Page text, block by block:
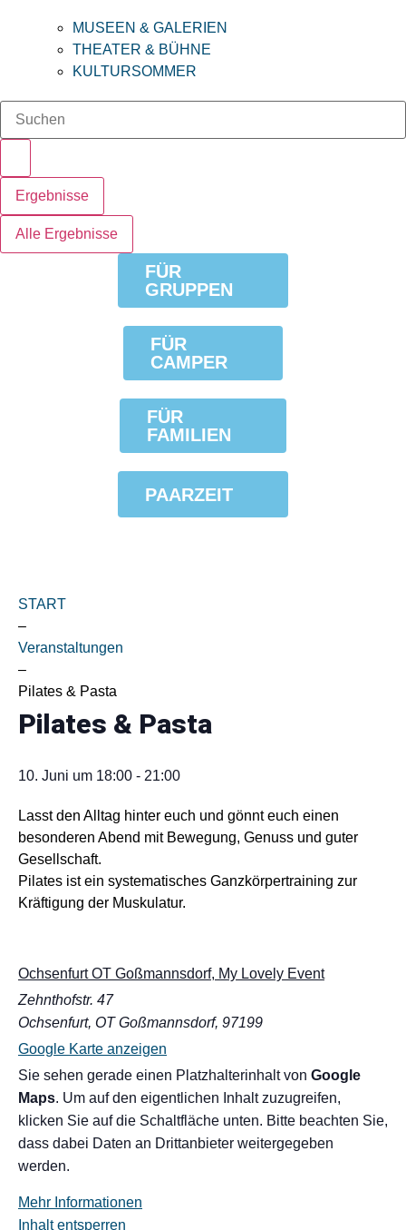
MUSEEN & GALERIEN
THEATER & BÜHNE
KULTURSOMMER
Search
Ergebnisse
Alle Ergebnisse
FÜR
GRUPPEN
FÜR
CAMPER
FÜR
FAMILIEN
PAARZEIT
START
–
Veranstaltungen
–
Pilates & Pasta
Pilates & Pasta
10. Juni um 18:00 - 21:00
Lasst den Alltag hinter euch und gönnt euch einen
besonderen Abend mit Bewegung, Genuss und guter
Gesellschaft.
Pilates ist ein systematisches Ganzkörpertraining zur
Kräftigung der Muskulatur.
Ochsenfurt OT Goßmannsdorf, My Lovely Event
Zehnthofstr. 47
Ochsenfurt, OT Goßmannsdorf, 97199
Google Karte anzeigen
Sie sehen gerade einen Platzhalterinhalt von Google
Maps. Um auf den eigentlichen Inhalt zuzugreifen,
klicken Sie auf die Schaltfläche unten. Bitte beachten Sie,
dass dabei Daten an Drittanbieter weitergegeben
werden.
Mehr Informationen
Inhalt entsperren